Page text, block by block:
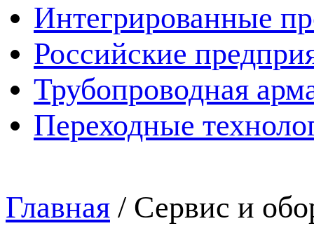
Интегрированные
Российские
Трубопроводная
Переходные
Главная / Сервис и